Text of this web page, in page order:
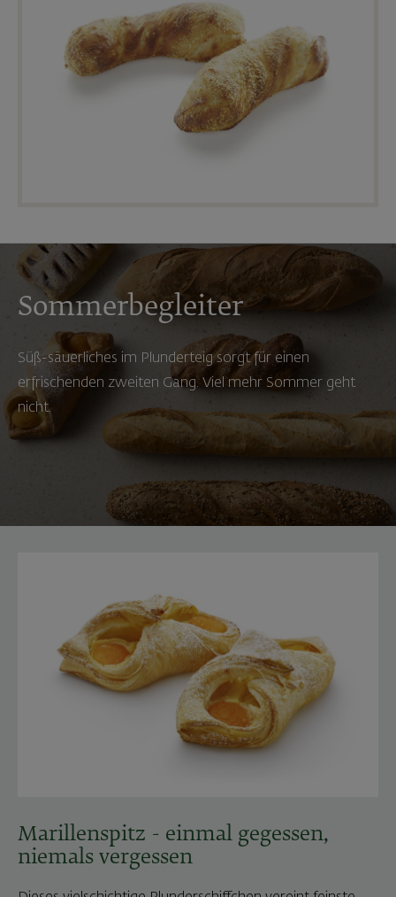
Sommerbegleiter
Süß-säuerliches im Plunderteig sorgt für einen
erfrischenden zweiten Gang. Viel mehr Sommer geht
nicht.
Marillenspitz - einmal gegessen,
niemals vergessen